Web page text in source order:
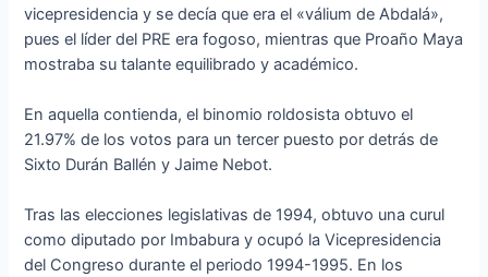
vicepresidencia y se decía que era el «válium de Abdalá»,
pues el líder del PRE era fogoso, mientras que Proaño Maya
mostraba su talante equilibrado y académico.
En aquella contienda, el binomio roldosista obtuvo el
21.97% de los votos para un tercer puesto por detrás de
Sixto Durán Ballén y Jaime Nebot.
Tras las elecciones legislativas de 1994, obtuvo una curul
como diputado por Imbabura y ocupó la Vicepresidencia
del Congreso durante el periodo 1994-1995. En los